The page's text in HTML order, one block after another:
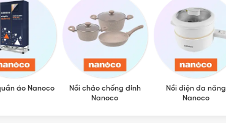
áo Nanoco
Nồi chảo chống dính
Nanoco
Nồi điện đa năng
Nanoco